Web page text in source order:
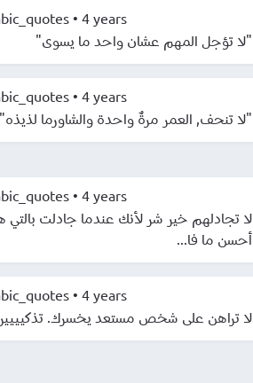
• 4 years
"لا تؤجل المهم عشان واحد ما يسوى"
• 4 years
"لا تنحف, العمر مرةٌ واحدة والشاورما لذيذه"
• 4 years
لا تجادلهم خير شر لأنك عندما جادلت بالتي
أحسن ما فا...
• 4 years
لا تراهن على شخص مستعد يخسرك. تذكيييير